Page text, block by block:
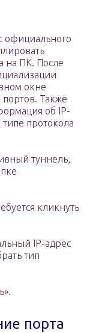
официального
на ПК. После
окне
портов. Также
об IP-
протокола
туннель,
кликнуть
IP-адрес
тип
порта